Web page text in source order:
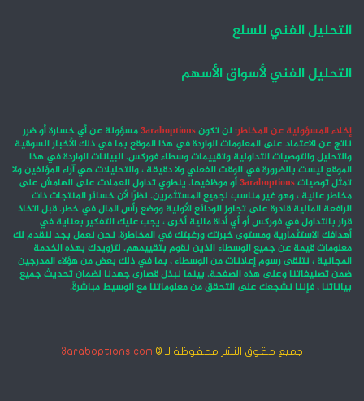
التحليل الفني للسلع
التحليل الفني لأسواق الأسهم
إخلاء المسؤولية عن المخاطر: لن تكون3araboptionsمسؤولة عن أي خسارة أو ضرر
ناتج عن الاعتماد على المعلومات الواردة في هذا الموقع بما في ذلك الأخبار السوقية
والتحليل والتوصيات التداولية وتقييمات وسطاء فوركس. البيانات الواردة في هذا
الموقع ليست بالضرورة في الوقت الفعلي ولا دقيقة ، والتحليلات هي آراء المؤلفين ولا
تمثل توصيات3araboptionsأو موظفيها. ينطوي تداول العملات على الهامش على
مخاطر عالية ، وهو غير مناسب لجميع المستثمرين. نظرًا لأن خسائر المنتجات ذات
الرافعة المالية قادرة على تجاوز الودائع الأولية ووضع رأس المال في خطر. قبل اتخاذ
قرار بالتداول في فوركس أو أي أداة مالية أخرى ، يجب عليك التفكير بعناية في
أهدافك الاستثمارية ومستوى خبرتك ورغبتك في المخاطرة. نحن نعمل بجد لنقدم لك
معلومات قيمة عن جميع الوسطاء الذين نقوم بتقييمهم. لتزويدك بهذه الخدمة
المجانية ، نتلقى رسوم إعلانات من الوسطاء ، بما في ذلك بعض من هؤلاء المدرجين
ضمن تصنيفاتنا وعلى هذه الصفحة. بينما نبذل قصارى جهدنا لضمان تحديث جميع
بياناتنا ، فإننا نشجعك على التحقق من معلوماتنا مع الوسيط مباشرةً.
جميع حقوق النشر محفوظة لـ © 3araboptions.com